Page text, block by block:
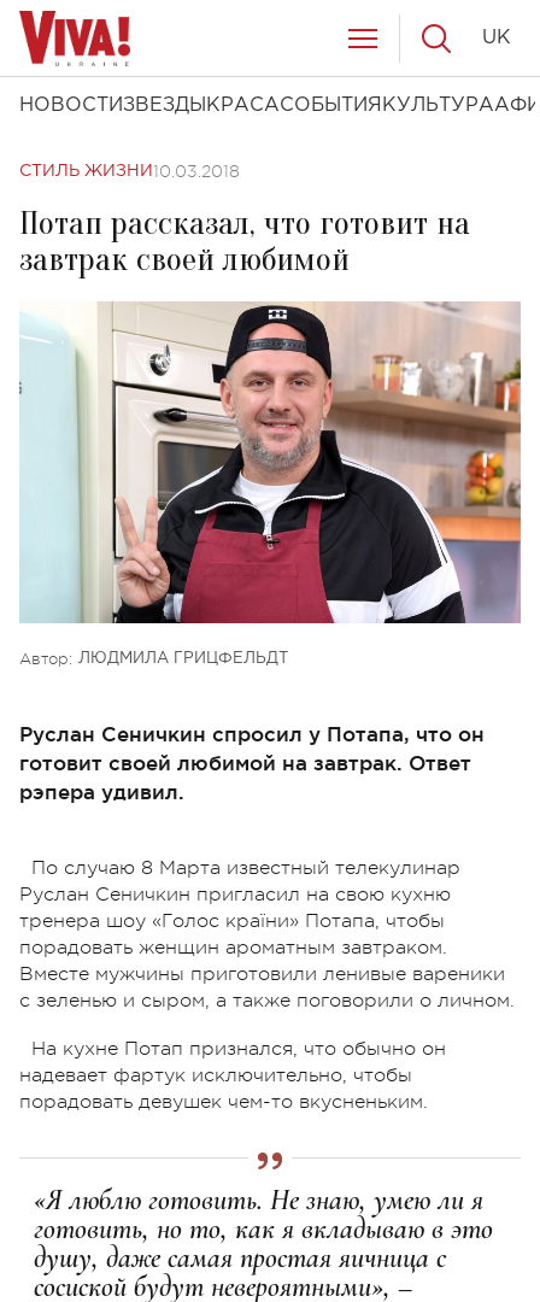
НОВОСТИ ЗВЕЗДЫ КРАСАСОБЫТИЯ КУЛЬТУРА
UK
СТИЛЬ ЖИЗНИ 10.03.2018
Потап рассказал, что готовит на
завтрак своей любимой
Автор: ЛЮДМИЛА ГРИЦФЕЛЬДТ
Руслан Сеничкин спросил у Потапа, что он
готовит своей любимой на завтрак. Ответ
рэпера удивил.
По случаю 8 Марта известный телекулинар
Руслан Сеничкин пригласил на свою кухню
тренера шоу «Голос країни» Потапа, чтобы
порадовать женщин ароматным завтраком.
Вместе мужчины приготовили ленивые вареники
с зеленью и сыром, а также поговорили о личном.
На кухне Потап признался, что обычно он
надевает фартук исключительно, чтобы
порадовать девушек чем-то вкусненьким.
«Я люблю готовить. Не знаю, умею ли я
готовить, но то, как я вкладываю в это
душу, даже самая простая яичница с
сосиской будут невероятными», –